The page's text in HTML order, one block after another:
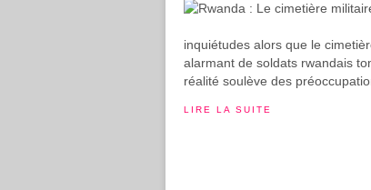
inquiétudes alors que le
alarmant de soldats rwandais
réalité soulève des
LIRE LA SUITE